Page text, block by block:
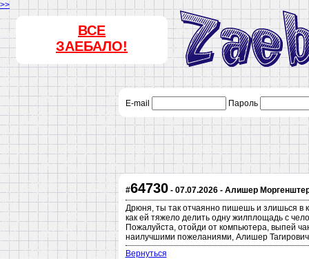
>>
ВСЕ
ЗАЕБАЛО!
E-mail Пароль
#64730- 07.07.2026 - Алишер
Дрюня, ты так отчаянно пишешь и злишься в
как ей тяжело делить одну жилплощадь с
Пожалуйста, отойди от компьютера, выпей
наилучшими пожеланиями, Алишер
Вернуться